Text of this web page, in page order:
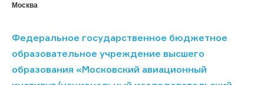
Москва
Федеральное государственное бюджетное
образовательное учреждение высшего
образования «Московский авиационный